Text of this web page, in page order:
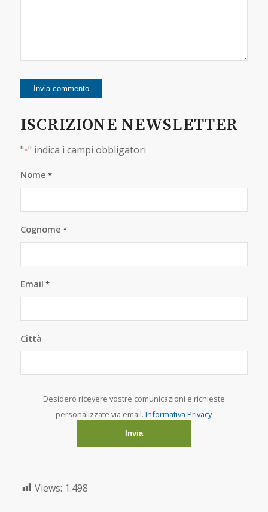
ISCRIZIONE NEWSLETTER
"*" indica i campi obbligatori
Nome *
Cognome *
Email *
Città
Desidero ricevere vostre comunicazioni e richieste
personalizzate via email.Informativa Privacy
Views: 1.498